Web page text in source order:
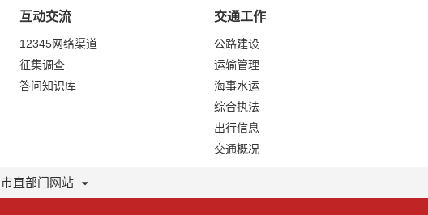
互动交流
12345网络渠道
征集调查
答问知识库
交通工作
公路建设
运输管理
海事水运
综合执法
出行信息
交通概况
市直部门网站